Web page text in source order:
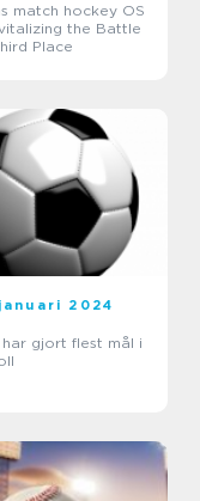
match hockey OS
the Battle
Place
2024
har gjort flest mål i